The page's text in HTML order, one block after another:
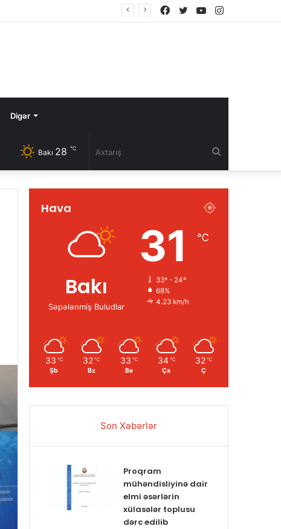
YouTube
Twitter
Facebook
Digər
Bakı 28 ℃
Hava
Bakı
Səpələnmiş Buludlar
31 ℃
33º - 24º
68%
4.23 km/h
33 ℃
Şb
32 ℃
Bz
33 ℃
Be
34 ℃
Ça
32 ℃
Ç
Son Xəbərlər
Proqram
mühəndisliyinə dair
elmi əsərlərin
xülasələr toplusu
dərc edilib